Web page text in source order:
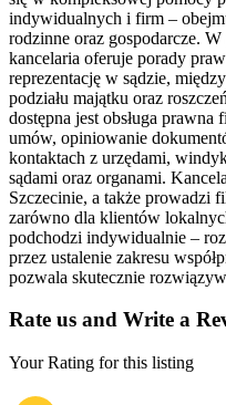
indywidualnych i firm –
rodzinne oraz gospodarcze.
kancelaria oferuje porady
reprezentację w sądzie,
podziału majątku oraz
dostępna jest obsługa
umów, opiniowanie
kontaktach z urzędami,
sądami oraz organami.
Szczecinie, a także prowadzi
zarówno dla klientów
podchodzi indywidualnie –
przez ustalenie zakresu
pozwala skutecznie
Rate us and Write a
Your Rating for this listing